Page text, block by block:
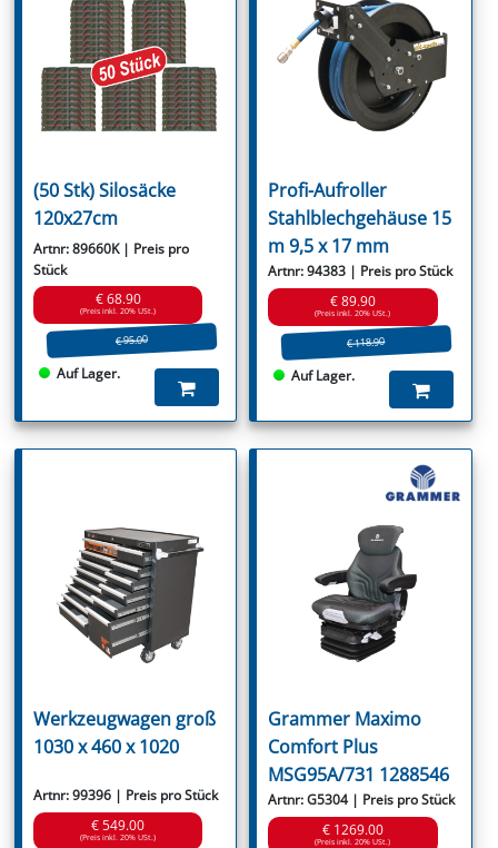
(50 Stk) Silosäcke
120x27cm
Artnr: 89660K | Preis pro
Stück
€ 68.90
(Preis inkl. 20% USt.)
€ 95.00
Auf Lager.
Profi-Aufroller
Stahlblechgehäuse 15
m 9,5 x 17 mm
Artnr: 94383 | Preis pro Stück
€ 89.90
(Preis inkl. 20% USt.)
€ 118.90
Auf Lager.
Werkzeugwagen groß
1030 x 460 x 1020
Artnr: 99396 | Preis pro Stück
€ 549.00
(Preis inkl. 20% USt.)
Grammer Maximo
Comfort Plus
MSG95A/731 1288546
Artnr: G5304 | Preis pro Stück
€ 1269.00
(Preis inkl. 20% USt.)